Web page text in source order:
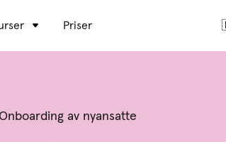
Priser
Onboarding av nyansatte